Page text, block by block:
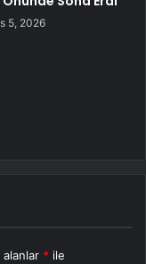
5, 2026
* ile